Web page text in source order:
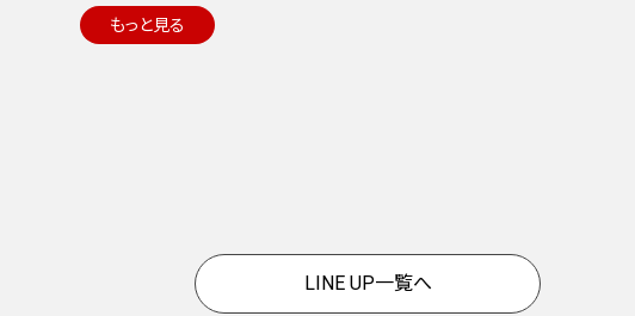
もっと見る
LINE UP一覧へ